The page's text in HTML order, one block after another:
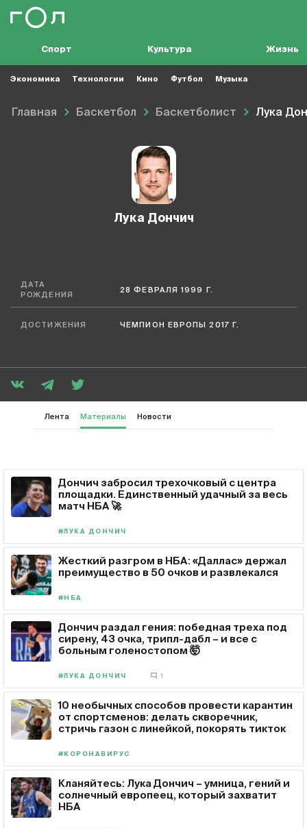
Спорт Культура Жизнь
Экономика Технологии Кино Футбол Музыка
Главная Баскетбол Баскетболист Лука
Лука Дончич
ДАТА
РОЖДЕНИЯ
28 ФЕВРАЛЯ 1999 Г.
ДОСТИЖЕНИЯ ЧЕМПИОН ЕВРОПЫ 2017 Г.
Лента Материалы Новости
Дончич забросил трехочковый с центра
площадки. Единственный удачный за весь
матч НБА 🚀
#ЛУКА ДОНЧИЧ
Жесткий разгром в НБА: «Даллас» держал
преимущество в 50 очков и развлекался
#НБА
Дончич раздал гения: победная треха под
сирену, 43 очка, трипл-дабл – и все с
больным голеностопом 🤯
#ЛУКА ДОНЧИЧ 1
10 необычных способов провести карантин
от спортсменов: делать скворечник,
стричь газон с линейкой, покорять тикток
#КОРОНАВИРУС
Кланяйтесь: Лука Дончич – умница, гений и
солнечный европеец, который захватит
НБА